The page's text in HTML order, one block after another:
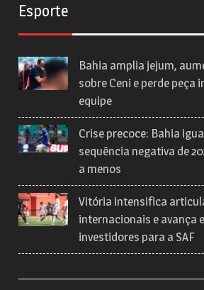
Esporte
Bahia amplia jejum,
sobre Ceni e perde peça
equipe
Crise precoce: Bahia
sequência negativa de
a menos
Vitória intensifica
internacionais e avança
investidores para a SAF